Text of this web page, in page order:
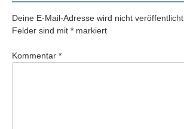
Deine E-Mail-Adresse wird nicht veröffentlicht.
Felder sind mit * markiert
Kommentar *